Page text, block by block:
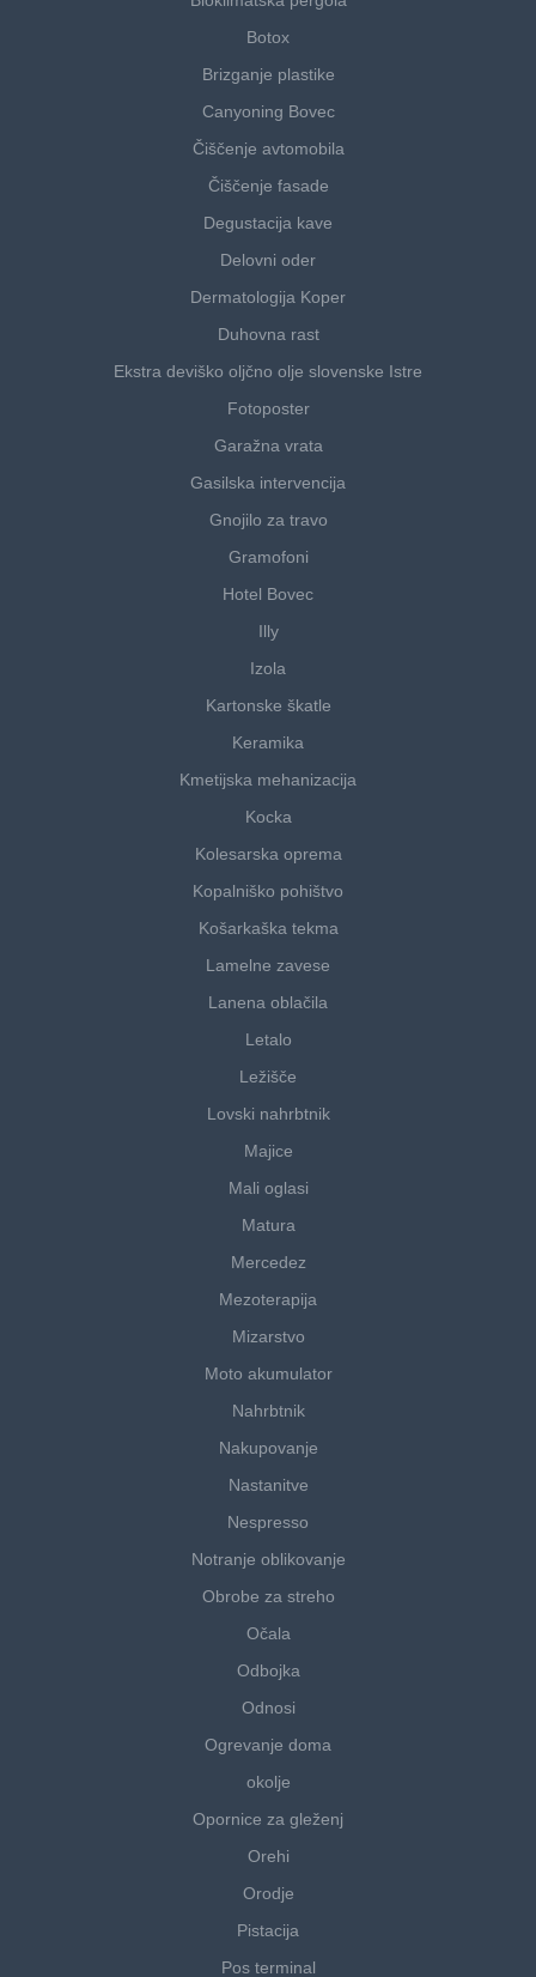
Botox
Brizganje plastike
Canyoning Bovec
Čiščenje avtomobila
Čiščenje fasade
Degustacija kave
Delovni oder
Dermatologija Koper
Duhovna rast
Ekstra deviško oljčno olje slovenske Istre
Fotoposter
Garažna vrata
Gasilska intervencija
Gnojilo za travo
Gramofoni
Hotel Bovec
Illy
Izola
Kartonske škatle
Keramika
Kmetijska mehanizacija
Kocka
Kolesarska oprema
Kopalniško pohištvo
Košarkaška tekma
Lamelne zavese
Lanena oblačila
Letalo
Ležišče
Lovski nahrbtnik
Majice
Mali oglasi
Matura
Mercedez
Mezoterapija
Mizarstvo
Moto akumulator
Nahrbtnik
Nakupovanje
Nastanitve
Nespresso
Notranje oblikovanje
Obrobe za streho
Očala
Odbojka
Odnosi
Ogrevanje doma
okolje
Opornice za gleženj
Orehi
Orodje
Pistacija
Pos terminal